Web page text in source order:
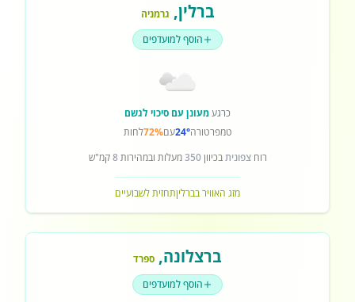
ברלין, גרמניה
הוסף למועדפים
כרגעמעונן עם סיכוי לגשם
טמפרטורה24°עם72%לחות
רוחצפוניתבכיוון350מעלות ובמהירות8קמ"ש
מזג האוויר בברליןתחזית לשבועיים
ברצלונה, ספרד
הוסף למועדפים